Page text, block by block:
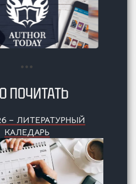
ПОЧИТАТЬ
– ЛИТЕРАТУРНЫЙ
КАЛЕДАРЬ